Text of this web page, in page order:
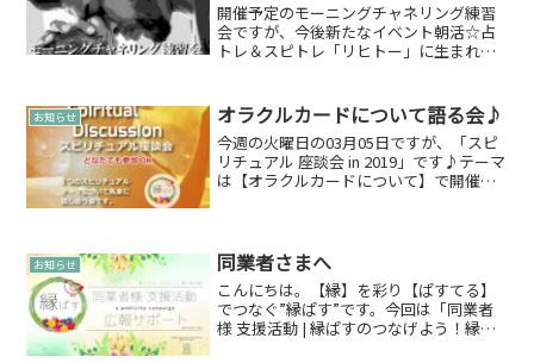
開催予定のモーニングチャネリング練習
会ですが、今後新たなイベント朝活☆占
トレ＆スピトレ「リヒトー」に生まれ変
レーニング＆スピリチュアルトレーニン
グのジムみたいなイメージ...
お知らせ オラクルカードについて語る会♪
今週の火曜日の03月05日ですが、「スピ
リチュアル 座談会 in 2019」です♪テーマ
は【オラクルカードについて】で開催致
お知らせ 同業者さまへ
こんにちは。【縁】を彩り【ぱすてる】
でつなぐ”縁ぱす”です。今回は「同業者
様 支援活動 | 縁ぱすのつなげよう！縁の